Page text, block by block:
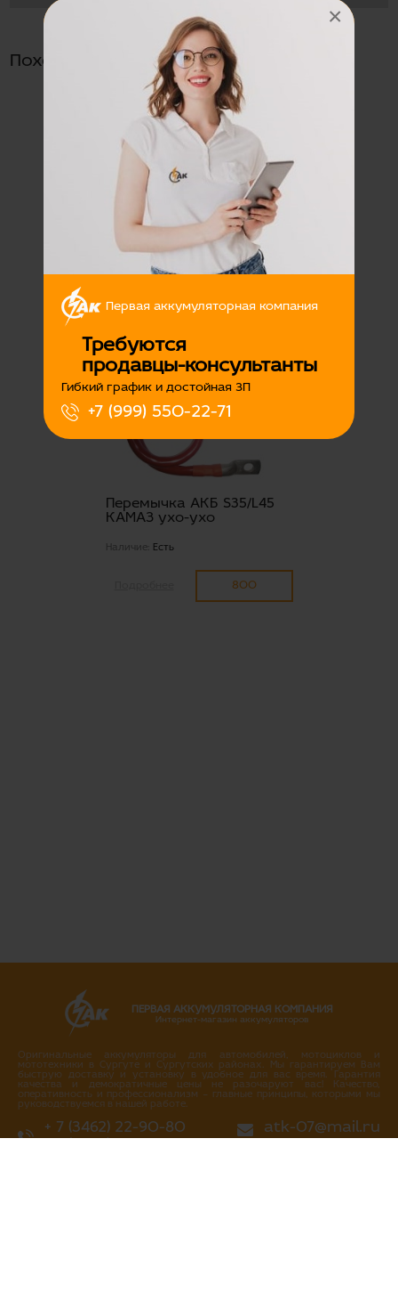
Первая аккумуляторная компания
Требуются
продавцы-консультанты
Гибкий график и достойная ЗП
+7 (999) 550-22-71
×
Похожие товары
Перемычка АКБ S35/L25
КАМАЗ ухо-ухо
Перемычка АКБ S35/L45
КАМАЗ ухо-ухо
Наличие: Есть
800
ПЕРВАЯ АККУМУЛЯТОРНАЯ КОМПАНИЯ
Интернет-магазин аккумуляторов
Оригинальные аккумуляторы для автомобилей, мотоциклов и
мототехники в Сургуте и Сургутских районах. Мы гарантируем Вам
быструю доставку и установку в удобное для вас время. Гарантия
качества и демократичные цены не разочаруют вас! Качество,
оперативность и профессионализм – главные принципы, которыми мы
руководствуемся в нашей работе.
+ 7 (3462) 22-90-80
atk-07@mail.ru